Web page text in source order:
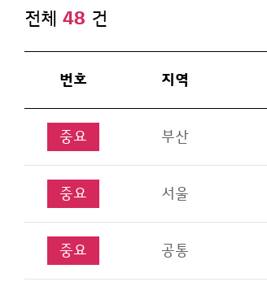
전체 48 건
번호 지역
중요 부산
중요 서울
중요 공통